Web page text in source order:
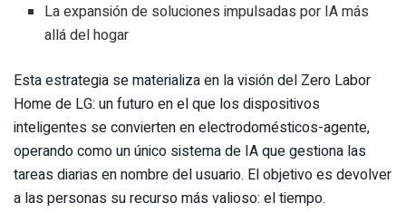
La expansión de soluciones impulsadas por IA más
allá del hogar
Esta estrategia se materializa en la visión del Zero Labor
Home de LG: un futuro en el que los dispositivos
inteligentes se convierten en electrodomésticos-agente,
operando como un único sistema de IA que gestiona las
tareas diarias en nombre del usuario. El objetivo es devolver
a las personas su recurso más valioso: el tiempo.